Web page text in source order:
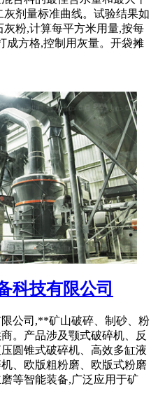
剂量标准曲线。试验结果如
粉,计算每平方米用量,按每
成方格,控制用灰量。开袋摊
科技有限公司
公司,**矿山破碎、制砂、粉
。产品涉及颚式破碎机、反
圆锥式破碎机、高效多缸液
、欧版粗粉磨、欧版式粉磨
等智能装备,广泛应用于矿